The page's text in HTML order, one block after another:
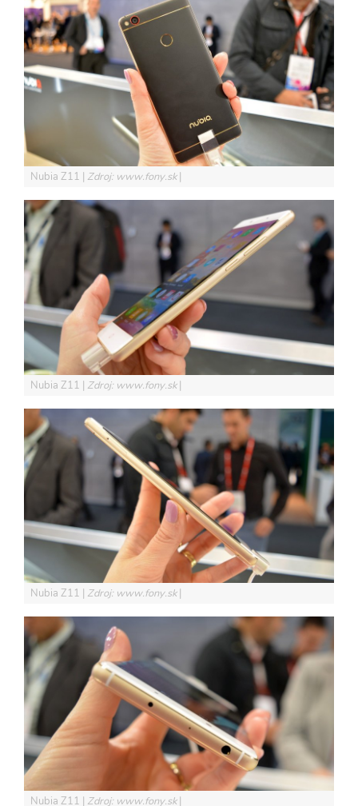
Nubia Z11 Zdroj: www.fony.sk
Nubia Z11 Zdroj: www.fony.sk
Nubia Z11 Zdroj: www.fony.sk
Nubia Z11 Zdroj: www.fony.sk